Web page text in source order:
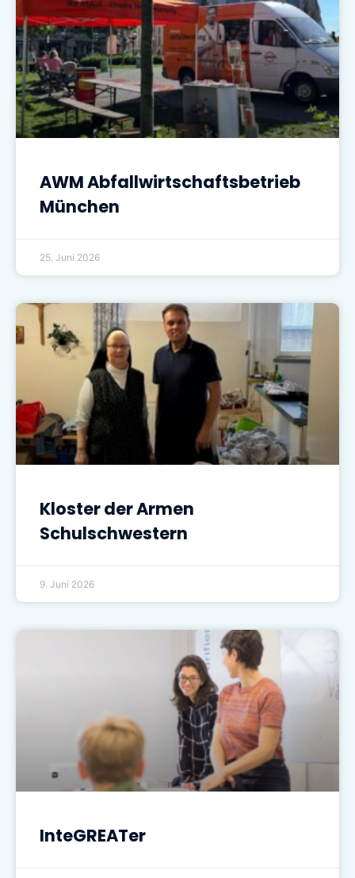
AWM Abfallwirtschaftsbetrieb
München
25. Juni 2026
Kloster der Armen
Schulschwestern
9. Juni 2026
InteGREATer